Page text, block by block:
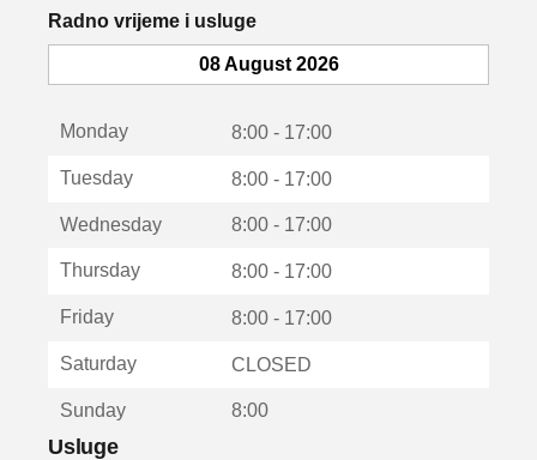
k
o
u
Radno vrijeme i usluge
08 August 2026
Monday 8:00 - 17:00
Tuesday 8:00 - 17:00
Wednesday 8:00 - 17:00
Thursday 8:00 - 17:00
Friday 8:00 - 17:00
Saturday CLOSED
Sunday 8:00
Usluge